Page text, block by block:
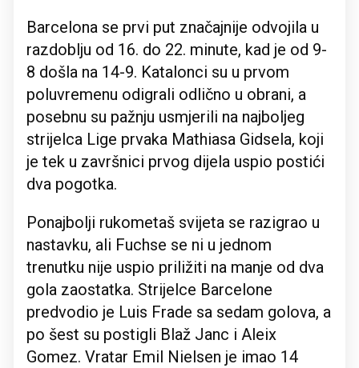
Barcelona se prvi put značajnije odvojila u
razdoblju od 16. do 22. minute, kad je od 9-
8 došla na 14-9. Katalonci su u prvom
poluvremenu odigrali odlično u obrani, a
posebnu su pažnju usmjerili na najboljeg
strijelca Lige prvaka Mathiasa Gidsela, koji
je tek u završnici prvog dijela uspio postići
dva pogotka.
Ponajbolji rukometaš svijeta se razigrao u
nastavku, ali Fuchse se ni u jednom
trenutku nije uspio priližiti na manje od dva
gola zaostatka. Strijelce Barcelone
predvodio je Luis Frade sa sedam golova, a
po šest su postigli Blaž Janc i Aleix
Gomez. Vratar Emil Nielsen je imao 14